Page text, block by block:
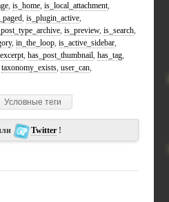
, is_home, is_local_attachment,
, is_plugin_active,
, is_preview, is_search,
, in_the_loop, is_active_sidebar,
, has_post_thumbnail, has_tag,
taxonomy_exists, user_can,
Условные теги
Twitter !